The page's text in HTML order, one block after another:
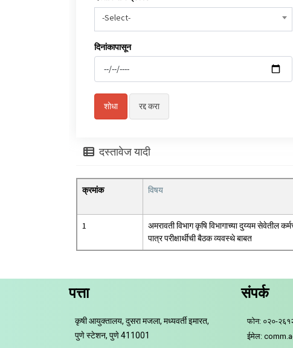
-Select-
दिनांकापासून
दस्तावेज यादी
क्रमांक विषय
1
अमरावती विभाग कृषि विभागाच्या दुय्यम सेवेतील
पात्र परीक्षार्थीची बैठक व्यवस्थे बाबत
पत्ता
कृषी आयुक्तालय, दुसरा मजला, मध्यवर्ती इमारत,
पुणे स्टेशन, पुणे 411001
संपर्क
फोन: ०२०-
ईमेल: